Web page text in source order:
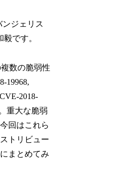
ンジェリス
です。
複数の脆弱性
19968,
2018-
重大な脆弱
回はこれら
トリビュー
まとめてみ